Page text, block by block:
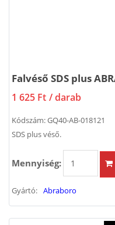
Falvéső SDS plus
1 625 Ft / darab
Kódszám:GQ40-AB-018121
SDS plus véső.
Mennyiség:
Gyártó: Abraboro